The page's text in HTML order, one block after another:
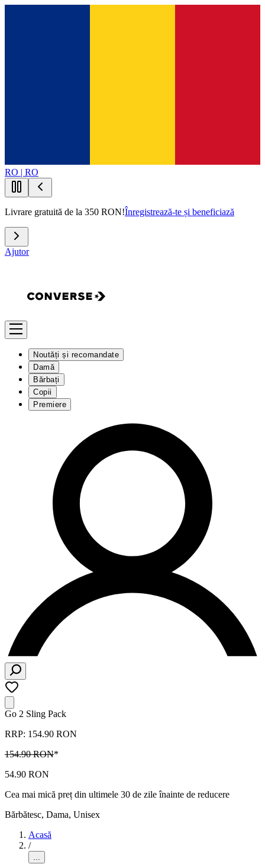
RO | RO
Livrare gratuită de la 350 RON!Înregistrează-te și beneficiază
Ajutor
Noutăți și recomandate
Damă
Bărbați
Copii
Premiere
Go 2 Sling Pack
RRP: 154.90 RON
154.90 RON*
54.90 RON
Cea mai mică preț din ultimele 30 de zile înainte de reducere
Bărbătesc, Dama, Unisex
Acasă
/
...